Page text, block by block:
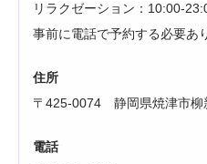
リラクゼーション：10:00-
事前に電話で予約する必要あ
住所
〒425-0074 静岡県焼津市柳
電話